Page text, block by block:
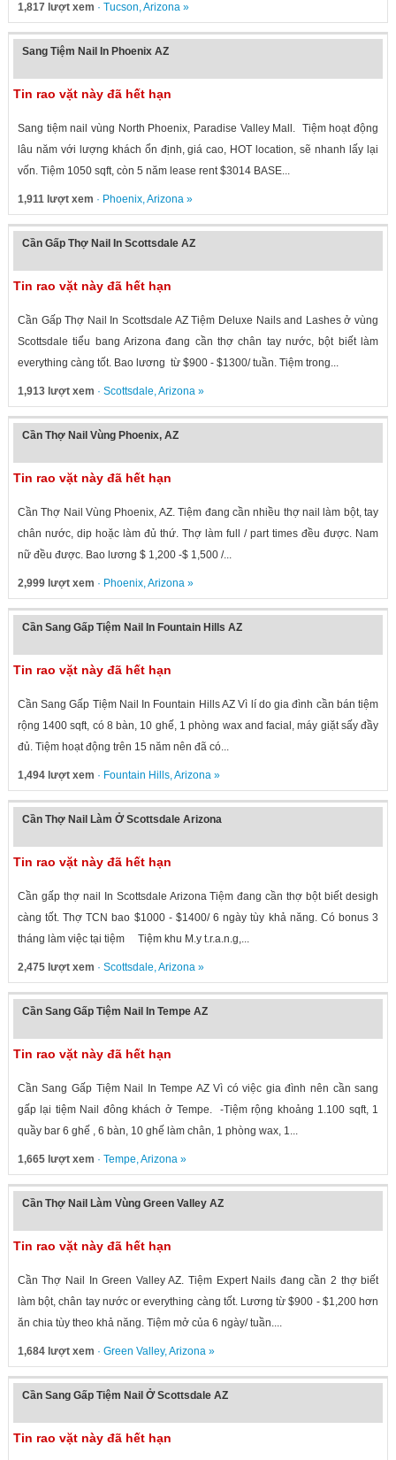
1,817 lượt xem · Tucson,Arizona»
Sang Tiệm Nail In Phoenix AZ
Tin rao vặt này đã hết hạn
Sang tiệm nail vùng North Phoenix, Paradise Valley Mall. Tiệm hoạt động
lâu năm với lượng khách ổn định, giá cao, HOT location, sẽ nhanh lấy lại
vốn. Tiệm 1050 sqft, còn 5 năm lease rent $3014 BASE...
1,911 lượt xem · Phoenix,Arizona»
Cần Gấp Thợ Nail In Scottsdale AZ
Tin rao vặt này đã hết hạn
Cần Gấp Thợ Nail In Scottsdale AZ Tiệm Deluxe Nails and Lashes ở vùng
Scottsdale tiểu bang Arizona đang cần thợ chân tay nước, bột biết làm
everything càng tốt. Bao lương từ $900 - $1300/ tuần. Tiệm trong...
1,913 lượt xem · Scottsdale,Arizona»
Cần Thợ Nail Vùng Phoenix, AZ
Tin rao vặt này đã hết hạn
Cần Thợ Nail Vùng Phoenix, AZ. Tiệm đang cần nhiều thợ nail làm bột, tay
chân nước, dip hoặc làm đủ thứ. Thợ làm full / part times đều được. Nam
nữ đều được. Bao lương $ 1,200 -$ 1,500 /...
2,999 lượt xem · Phoenix,Arizona»
Cần Sang Gấp Tiệm Nail In Fountain Hills AZ
Tin rao vặt này đã hết hạn
Cần Sang Gấp Tiệm Nail In Fountain Hills AZ Vì lí do gia đình cần bán tiệm
rộng 1400 sqft, có 8 bàn, 10 ghế, 1 phòng wax and facial, máy giặt sấy đầy
đủ. Tiệm hoạt động trên 15 năm nên đã có...
1,494 lượt xem · Fountain Hills,Arizona»
Cần Thợ Nail Làm Ở Scottsdale Arizona
Tin rao vặt này đã hết hạn
Cần gấp thợ nail In Scottsdale Arizona Tiệm đang cần thợ bột biết desigh
càng tốt. Thợ TCN bao $1000 - $1400/ 6 ngày tùy khả năng. Có bonus 3
tháng làm việc tại tiệm Tiệm khu M.y t.r.a.n.g,...
2,475 lượt xem · Scottsdale,Arizona»
Cần Sang Gấp Tiệm Nail In Tempe AZ
Tin rao vặt này đã hết hạn
Cần Sang Gấp Tiệm Nail In Tempe AZ Vì có việc gia đình nên cần sang
gấp lại tiệm Nail đông khách ở Tempe. -Tiệm rộng khoảng 1.100 sqft, 1
quầy bar 6 ghế , 6 bàn, 10 ghế làm chân, 1 phòng wax, 1...
1,665 lượt xem · Tempe,Arizona»
Cần Thợ Nail Làm Vùng Green Valley AZ
Tin rao vặt này đã hết hạn
Cần Thợ Nail In Green Valley AZ. Tiệm Expert Nails đang cần 2 thợ biết
làm bột, chân tay nước or everything càng tốt. Lương từ $900 - $1,200 hơn
ăn chia tùy theo khả năng. Tiệm mở của 6 ngày/ tuần....
1,684 lượt xem · Green Valley,Arizona»
Cần Sang Gấp Tiệm Nail Ở Scottsdale AZ
Tin rao vặt này đã hết hạn